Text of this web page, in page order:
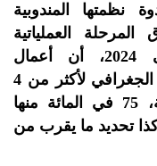
نظمتها المندوبية
العملياتية
للإحصاء العام للسكان والسكنى 2024، أن أعمال
الخرائطية مكنت من تحديد الموقع الجغرافي لأكثر من 4
ملايين بناية في المناطق الحضرية، 75 في المائة منها
تحديد ما يقرب من